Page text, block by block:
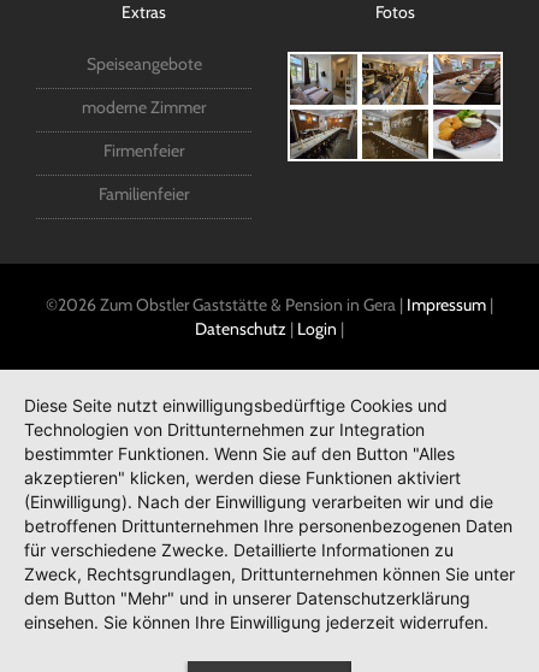
Extras
Speiseangebote
moderne Zimmer
Firmenfeier
Familienfeier
Fotos
©2026 Zum Obstler Gaststätte & Pension in Gera | Impressum |
Datenschutz | Login |
Diese Seite nutzt einwilligungsbedürftige Cookies und
Technologien von Drittunternehmen zur Integration
bestimmter Funktionen. Wenn Sie auf den Button "Alles
akzeptieren" klicken, werden diese Funktionen aktiviert
(Einwilligung). Nach der Einwilligung verarbeiten wir und die
betroffenen Drittunternehmen Ihre personenbezogenen Daten
für verschiedene Zwecke. Detaillierte Informationen zu
Zweck, Rechtsgrundlagen, Drittunternehmen können Sie unter
dem Button "Mehr" und in unserer Datenschutzerklärung
einsehen. Sie können Ihre Einwilligung jederzeit widerrufen.